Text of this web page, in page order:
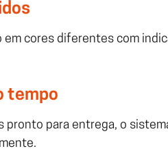
em cores diferentes com
tempo
pronto para entrega, o